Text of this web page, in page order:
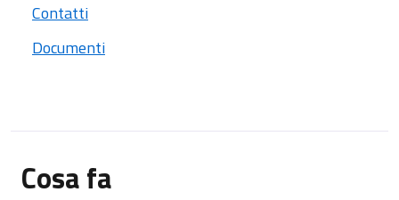
Contatti
Documenti
Cosa fa